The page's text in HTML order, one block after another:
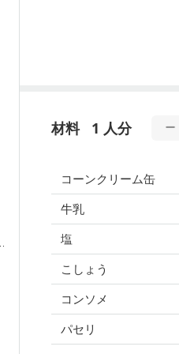
材料 1 人分
コーンクリーム缶
牛乳
塩
こしょう
コンソメ
パセリ